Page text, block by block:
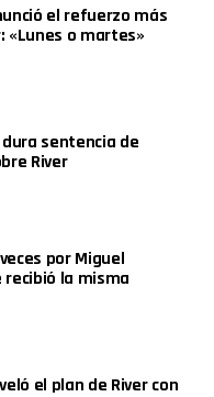
el refuerzo más
«Lunes o martes»
sentencia de
River
por Miguel
la misma
el plan de River con